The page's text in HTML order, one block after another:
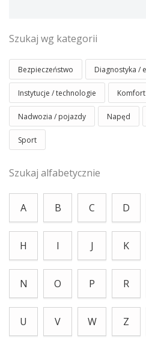
Szukaj wg kategorii
Bezpieczeństwo Diagnostyka /
Instytucje / technologie Komfort
Nadwozia / pojazdy Napęd
Sport
Szukaj alfabetycznie
A B C D
H I J K
N O P R
U V W Z